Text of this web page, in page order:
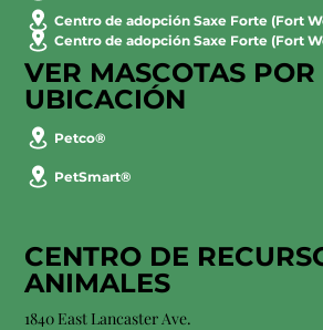
Centro de adopción Saxe Forte (Fort
Centro de adopción Saxe Forte (Fort
VER MASCOTAS POR
UBICACIÓN
Petco®
PetSmart®
CENTRO DE
ANIMALES
1840 East Lancaster Ave.